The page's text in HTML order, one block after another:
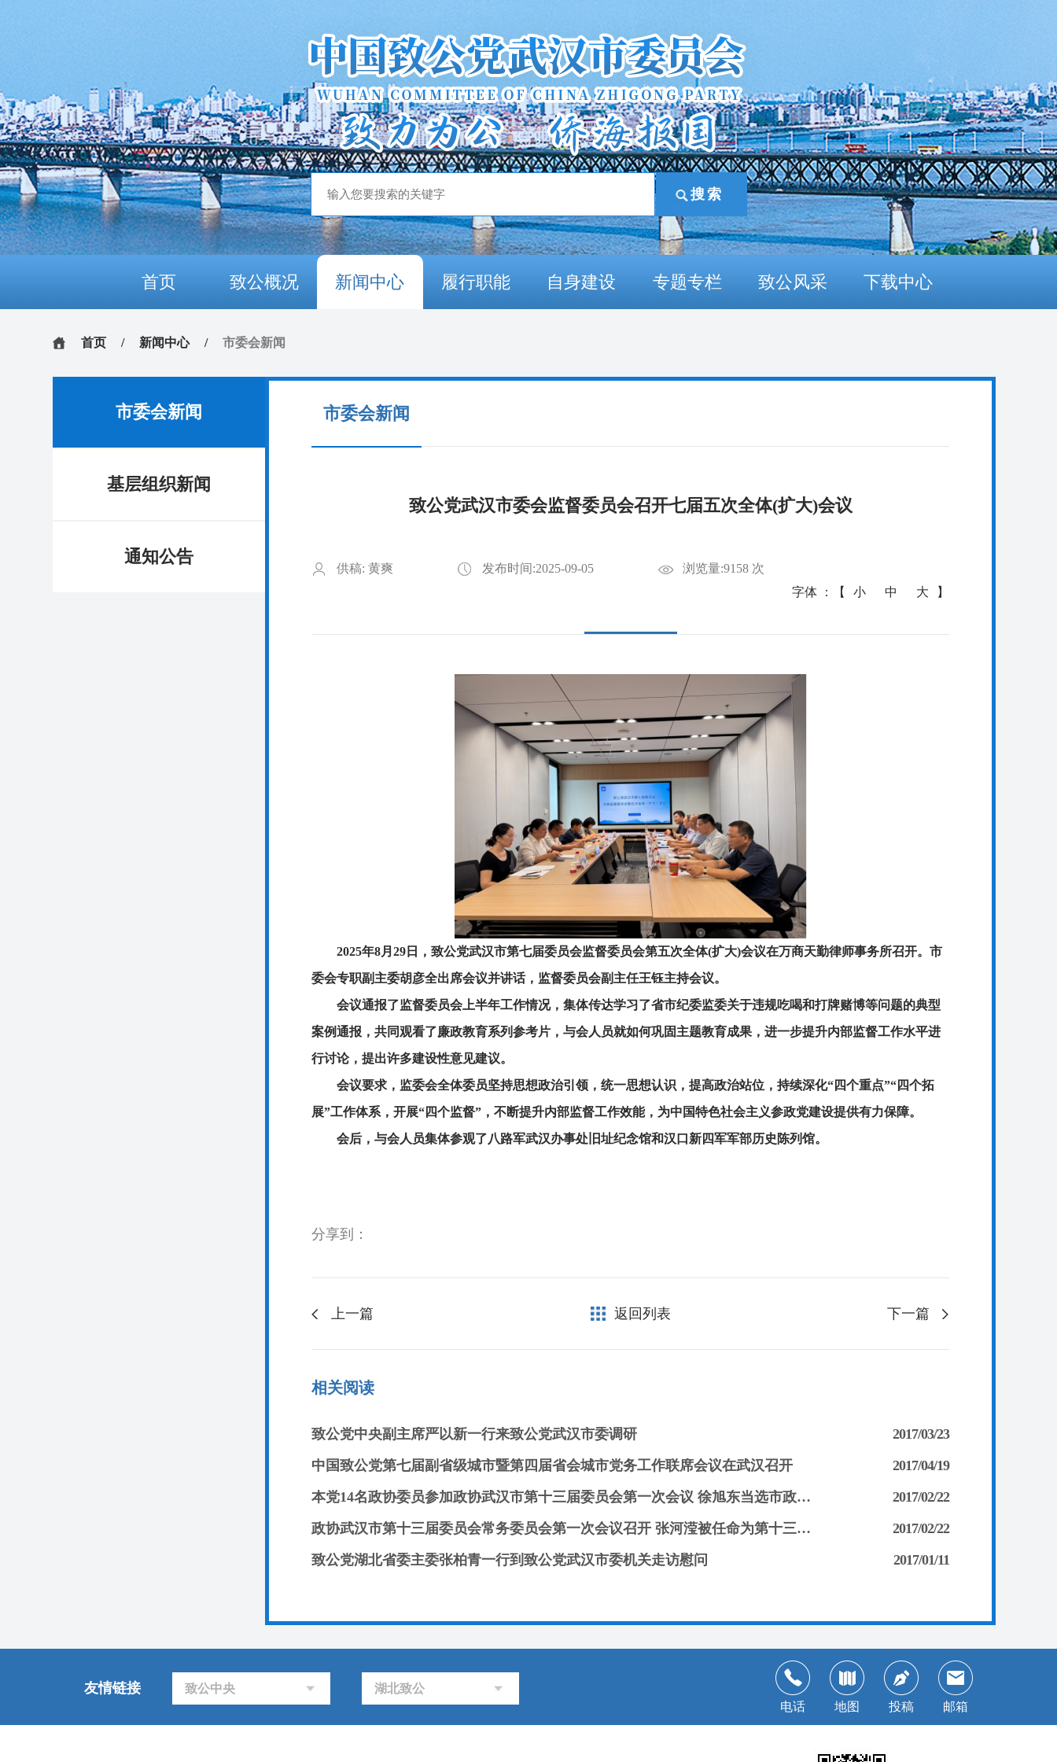
首页 致公概况 新闻中心 履行职能 自身建设 专题专栏 致公风采 下载中心
首页 / 新闻中心 / 市委会新闻
市委会新闻
基层组织新闻
通知公告
市委会新闻
致公党武汉市委会监督委员会召开七届五次全体(扩大)会议
供稿: 黄爽 发布时间:2025-09-05
浏览量:9158 次
字体 ：【
小 中 大 】
2025年8月29日，致公党武汉市第七届委员会监督委员会第五次全体(扩大)会议在万商天勤律师事务所召开。市
委会专职副主委胡彦全出席会议并讲话，监督委员会副主任王钰主持会议。
会议通报了监督委员会上半年工作情况，集体传达学习了省市纪委监委关于违规吃喝和打牌赌博等问题的典型
案例通报，共同观看了廉政教育系列参考片，与会人员就如何巩固主题教育成果，进一步提升内部监督工作水平进
行讨论，提出许多建设性意见建议。
会议要求，监委会全体委员坚持思想政治引领，统一思想认识，提高政治站位，持续深化“四个重点”“四个拓
展”工作体系，开展“四个监督”，不断提升内部监督工作效能，为中国特色社会主义参政党建设提供有力保障。
会后，与会人员集体参观了八路军武汉办事处旧址纪念馆和汉口新四军军部历史陈列馆。
分享到：
上一篇 返回列表 下一篇
相关阅读
致公党中央副主席严以新一行来致公党武汉市委调研
2017/03/23
中国致公党第七届副省级城市暨第四届省会城市党务工作联席会议在武汉召开
2017/04/19
本党14名政协委员参加政协武汉市第十三届委员会第一次会议 徐旭东当选市政协副主席 张河滢、费兰波、康玲当选市政协常委
2017/02/22
政协武汉市第十三届委员会常务委员会第一次会议召开 张河滢被任命为第十三届委员会副秘书长
2017/02/22
致公党湖北省委主委张柏青一行到致公党武汉市委机关走访慰问
2017/01/11
友情链接 致公中央
湖北致公
电话
地图 投稿 邮箱